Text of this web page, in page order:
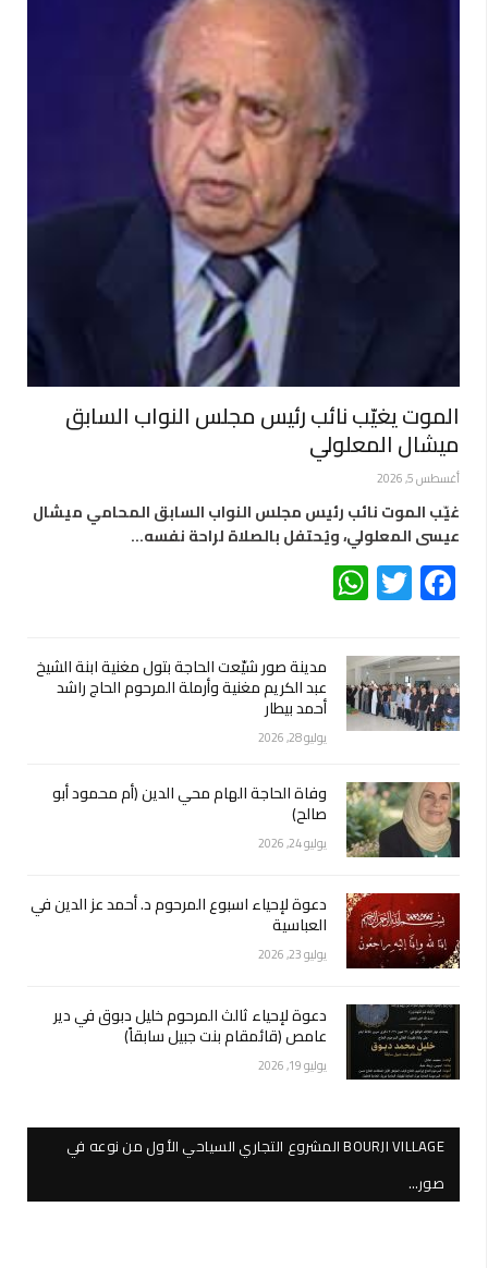
الموت يغيّب نائب رئيس مجلس النواب السابق
ميشال المعلولي
أغسطس 5, 2026
غيّب الموت نائب رئيس مجلس النواب السابق المحامي ميشال
عيسى المعلولي، ويُحتفل بالصلاة لراحة نفسه…
Facebook
Twitter
مدينة صور شيّعت الحاجة بتول مغنية ابنة الشيخ
عبد الكريم مغنية وأرملة المرحوم الحاج راشد
أحمد بيطار
يوليو 28, 2026
وفاة الحاجة الهام محي الدين (أم محمود أبو
صالح)
يوليو 24, 2026
دعوة لإحياء اسبوع المرحوم د. أحمد عز الدين في
العباسية
يوليو 23, 2026
دعوة لإحياء ثالث المرحوم خليل دبوق في دير
عامص (قائمقام بنت جبيل سابقاً)
يوليو 19, 2026
BOURJI VILLAGE المشروع التجاري السياحي الأول من نوعه في
صور…